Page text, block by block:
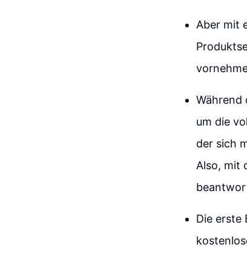
Aber mit
Während
um die
der sich
Also, mit
Die erste